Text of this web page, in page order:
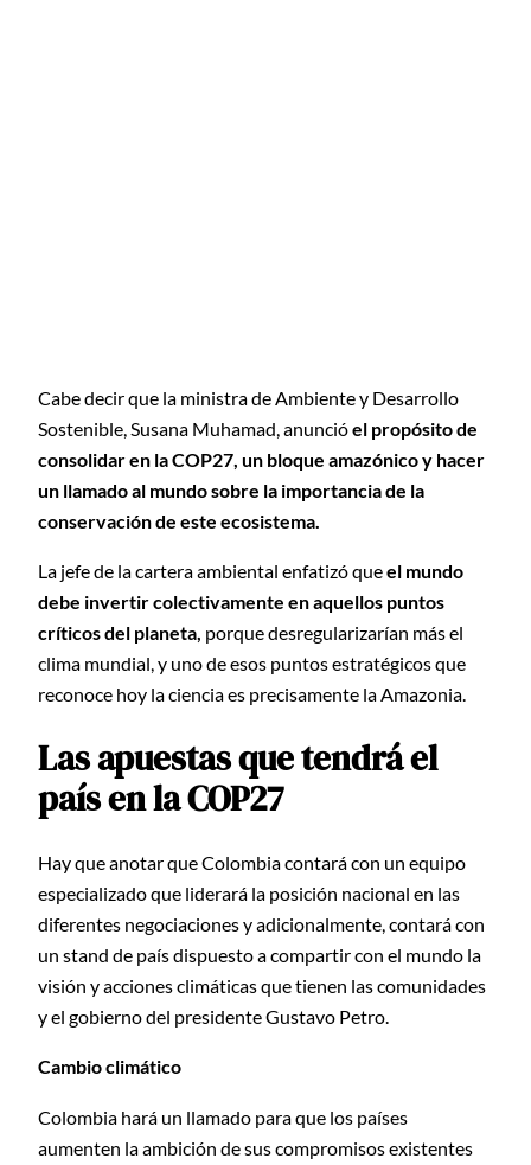
Cabe decir que la ministra de Ambiente y Desarrollo
Sostenible, Susana Muhamad, anuncióel propósito de
consolidar en la COP27, un bloque amazónico y hacer
un llamado al mundo sobre la importancia de la
conservación de este ecosistema.
La jefe de la cartera ambiental enfatizó queel mundo
debe invertir colectivamente en aquellos puntos
críticos del planeta, porque desregularizarían más el
clima mundial, y uno de esos puntos estratégicos que
reconoce hoy la ciencia es precisamente la Amazonia.
Las apuestas que tendrá el
país en la COP27
Hay que anotar que Colombia contará con un equipo
especializado que liderará la posición nacional en las
diferentes negociaciones y adicionalmente, contará con
un stand de país dispuesto a compartir con el mundo la
visión y acciones climáticas que tienen las comunidades
y el gobierno del presidente Gustavo Petro.
Cambio climático
Colombia hará un llamado para que los países
aumenten la ambición de sus compromisos existentes